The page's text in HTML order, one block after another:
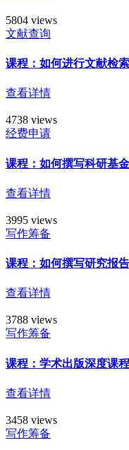
5804 views
文献查询
课程：如何进行文献检
查看详情
4738 views
经费申请
课程：如何撰写科研基
查看详情
3995 views
写作筹备
课程：如何撰写研究报告
查看详情
3788 views
写作筹备
课程：学术出版深度课
查看详情
3458 views
写作筹备